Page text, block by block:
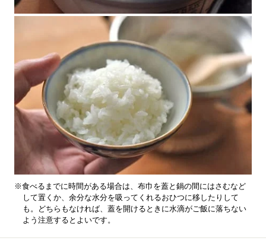
※食べるまでに時間がある場合は、布巾を蓋と鍋の間にはさむなど
して置くか、余分な水分を吸ってくれるおひつに移したりして
も。どちらもなければ、蓋を開けるときに水滴がご飯に落ちない
よう注意するとよいです。